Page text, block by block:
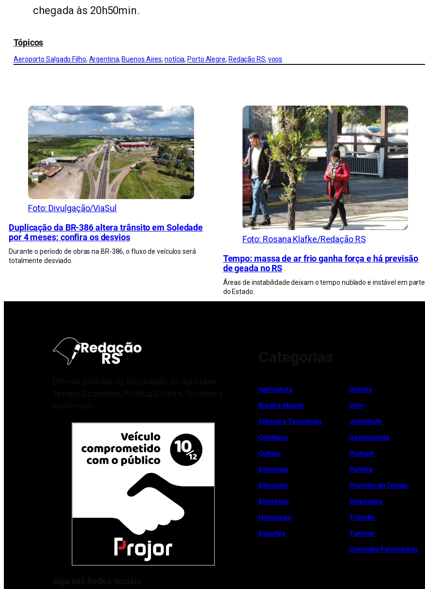
chegada às 20h50min.
Tópicos
Aeroporto Salgado Filho, Argentina, Buenos Aires, notícia, Porto Alegre, Redação RS, voos
Foto: Divulgação/ViaSul
Duplicação da BR-386 altera trânsito em Soledade
por 4 meses; confira os desvios
Durante o período de obras na BR-386, o fluxo de veículos será
totalmente desviado.
Foto: Rosana Klafke/Redação RS
Tempo: massa de ar frio ganha força e há previsão
de geada no RS
Áreas de instabilidade deixam o tempo nublado e instável em parte
do Estado.
Agricultura
Brasil e Mundo
Ciência e Tecnologia
Cotidiano
Cultura
Economia
Educação
Empregos
Horóscopo
Esportes
Grêmio
Inter
Juventude
Gastronomia
Podcast
Política
Previsão do Tempo
Segurança
Trânsito
Turismo
Conteúdo Patrocinado